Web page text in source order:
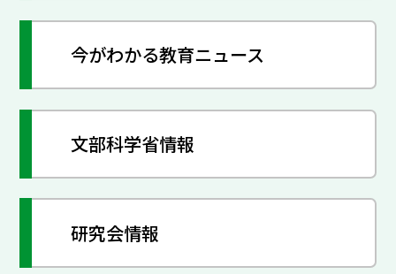
今がわかる教育ニュース
文部科学省情報
研究会情報